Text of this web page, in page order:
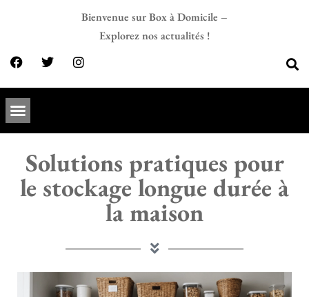
Bienvenue sur Box à Domicile –
Explorez nos actualités !
Solutions pratiques pour
le stockage longue durée à
la maison